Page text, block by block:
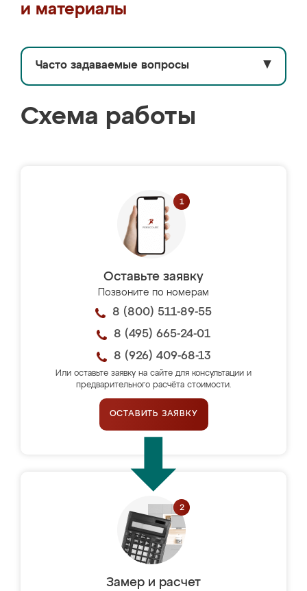
и материалы
Часто задаваемые вопросы ▼
Схема работы
Оставьте заявку
Позвоните по номерам
8 (800) 511-89-55
8 (495) 665-24-01
8 (926) 409-68-13
Или оставьте заявку на сайте для консультации и
предварительного расчёта стоимости.
ОСТАВИТЬ ЗАЯВКУ
Замер и расчет